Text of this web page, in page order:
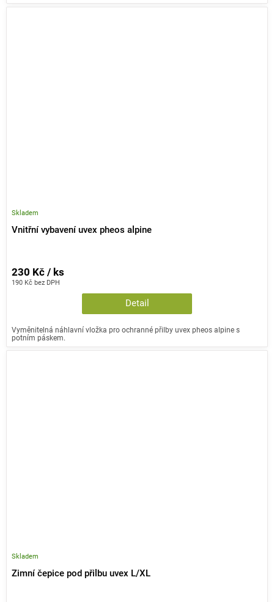
Vnitřní vybavení uvex pheos alpine
Skladem
190 Kč bez DPH
230 Kč / ks
Detail
Vyměnitelná náhlavní vložka pro ochranné přilby uvex pheos alpine s
potním páskem.
Zimní čepice pod přilbu uvex L/XL
Skladem